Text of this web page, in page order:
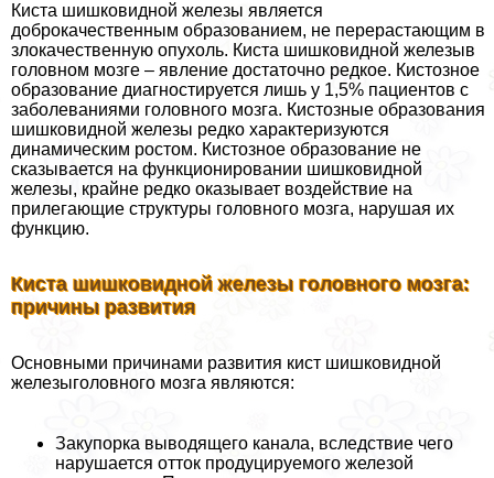
Киста шишковидной железы является
доброкачественным образованием, не перерастающим в
злокачественную опухоль. Киста шишковидной железыв
головном мозге – явление достаточно редкое. Кистозное
образование диагностируется лишь у 1,5% пациентов с
заболеваниями головного мозга. Кистозные образования
шишковидной железы редко хаpaктеризуются
динамическим ростом. Кистозное образование не
сказывается на функционировании шишковидной
железы, крайне редко оказывает воздействие на
прилегающие структуры головного мозга, нарушая их
функцию.
Киста шишковидной железы головного мозга:
причины развития
Основными причинами развития кист шишковидной
железыголовного мозга являются:
Закупорка выводящего канала, вследствие чего
нарушается отток продуцируемого железой